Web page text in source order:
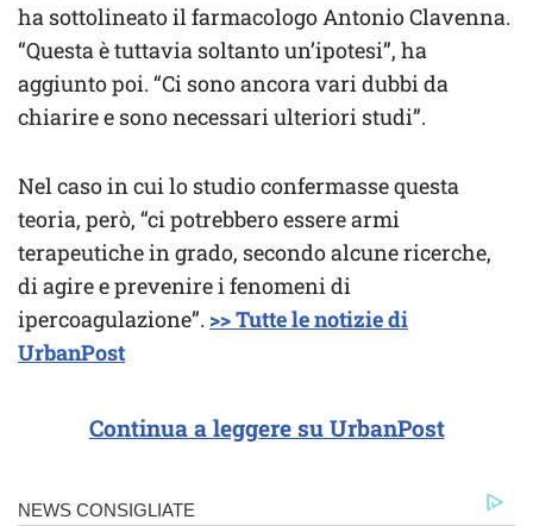
ha sottolineato il farmacologo Antonio Clavenna.
“Questa è tuttavia soltanto un’ipotesi”, ha
aggiunto poi. “Ci sono ancora vari dubbi da
chiarire e sono necessari ulteriori studi”.
Nel caso in cui lo studio confermasse questa
teoria, però, “ci potrebbero essere armi
terapeutiche in grado, secondo alcune ricerche,
di agire e prevenire i fenomeni di
ipercoagulazione”. >> Tutte le notizie di
UrbanPost
Continua a leggere su UrbanPost